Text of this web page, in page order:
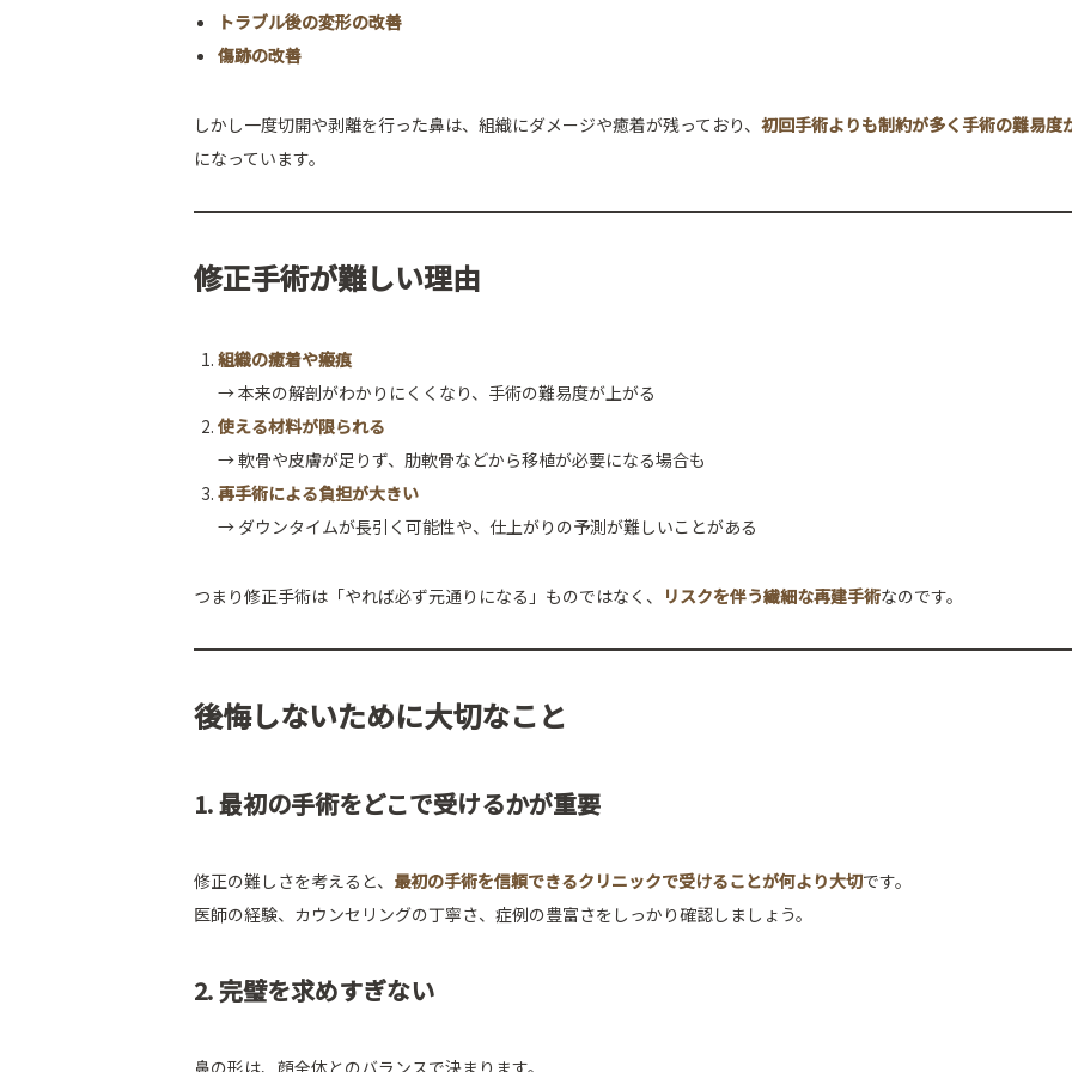
トラブル後の変形の改善
傷跡の改善
しかし一度切開や剥離を行った鼻は、組織にダメージや癒着が残っており、 初回手術よりも制約が多く手術の難易度
になっています。
修正手術が難しい理由
組織の癒着や瘢痕
→ 本来の解剖がわかりにくくなり、手術の難易度が上がる
使える材料が限られる
→ 軟骨や皮膚が足りず、肋軟骨などから移植が必要になる場合も
再手術による負担が大きい
→ ダウンタイムが長引く可能性や、仕上がりの予測が難しいことがある
つまり修正手術は「やれば必ず元通りになる」ものではなく、 リスクを伴う繊細な再建手術なのです。
後悔しないために大切なこと
1. 最初の手術をどこで受けるかが重要
修正の難しさを考えると、 最初の手術を信頼できるクリニックで受けることが何より大切です。
医師の経験、カウンセリングの丁寧さ、症例の豊富さをしっかり確認しましょう。
2. 完璧を求めすぎない
鼻の形は、顔全体とのバランスで決まります。